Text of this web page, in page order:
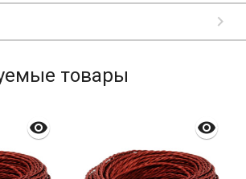
товары